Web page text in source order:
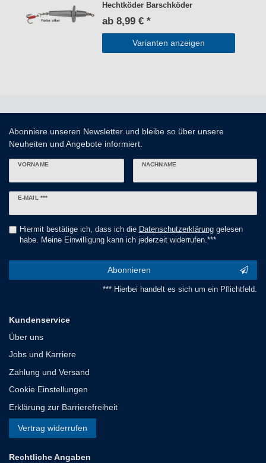
Hechtköder Barschköder
ab 8,99 € *
Varianten anzeigen
Abonniere unseren Newsletter und bleibe so über unsere
Neuheiten und Angebote informiert.
VORNAME NACHNAME
E-MAIL ***
Newsletter
Hiermit bestätige ich, dass ich die Daten­schutz­erklärunggelesen
habe. Meine Einwilligung kann ich jederzeit widerrufen.***
Abonnieren
*** Hierbei handelt es sich um ein Pflichtfeld.
Kundenservice
Über uns
Jobs und Karriere
Zahlung und Versand
Cookie Einstellungen
Erklärung zur Barrierefreiheit
Vertrag widerrufen
Rechtliche Angaben